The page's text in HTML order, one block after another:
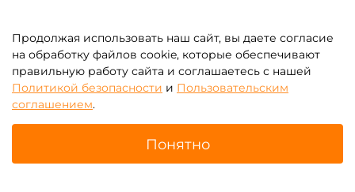
Клиентам
Информация
Продолжая использовать наш сайт, вы даете согласие
на обработку файлов cookie, которые обеспечивают
правильную работу сайта и соглашаетесь с нашей
Политикой безопасности и Пользовательским
соглашением.
Понятно